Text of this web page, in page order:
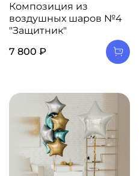
Композиция из
воздушных шаров №4
"Защитник"
7 800 ₽